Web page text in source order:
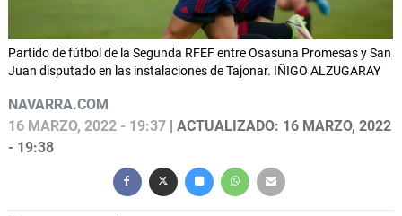
Partido de fútbol de la Segunda RFEF entre Osasuna Promesas y San
Juan disputado en las instalaciones de Tajonar. IÑIGO ALZUGARAY
NAVARRA.COM
16 MARZO, 2022 - 19:37 | ACTUALIZADO: 16 MARZO, 2022
- 19:38